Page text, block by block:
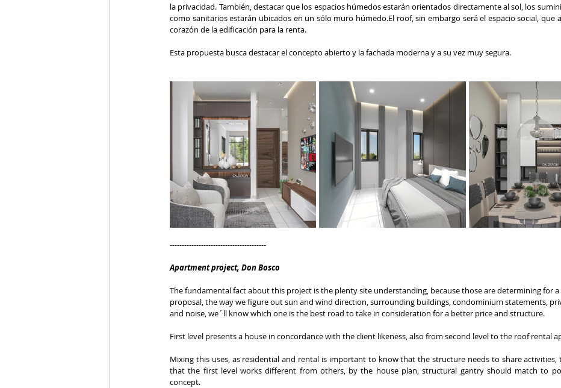
la privacidad. También, destacar que los espacios húmedos estarán orientados directamente al sol, los
como sanitarios estarán ubicados en un sólo muro húmedo.El roof, sin embargo será el espacio social, que
corazón de la edificación para la renta.
Esta propuesta busca destacar el concepto abierto y la fachada moderna y a su vez muy segura.
----------------------------------------
Apartment project, Don Bosco
The fundamental fact about this project is the plenty site understanding, because those are determining for a
proposal, the way we figure out sun and wind direction, surrounding buildings, condominium statements,
and noise, we´ll know which one is the best road to take in consideration for a better price and structure.
First level presents a house in concordance with the client likeness, also from second level to the roof rental
Mixing this uses, as residential and rental is important to know that the structure needs to share
that the first level works different from others, by the house plan, structural gantry should match to
concept.